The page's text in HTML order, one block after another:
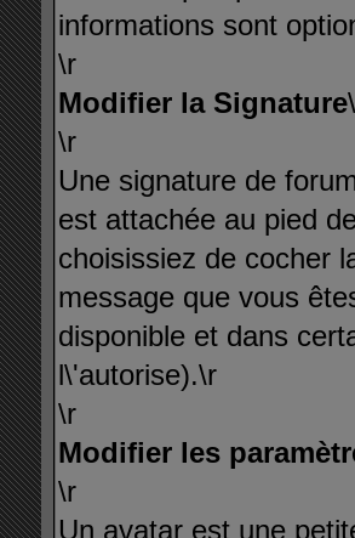
informations sont
\r
Modifier la Signature
\r
Une signature de
est attachée au pied
choisissiez de cocher
message que vous
disponible et dans
l\'autorise).\r
\r
Modifier les
\r
Un avatar est une